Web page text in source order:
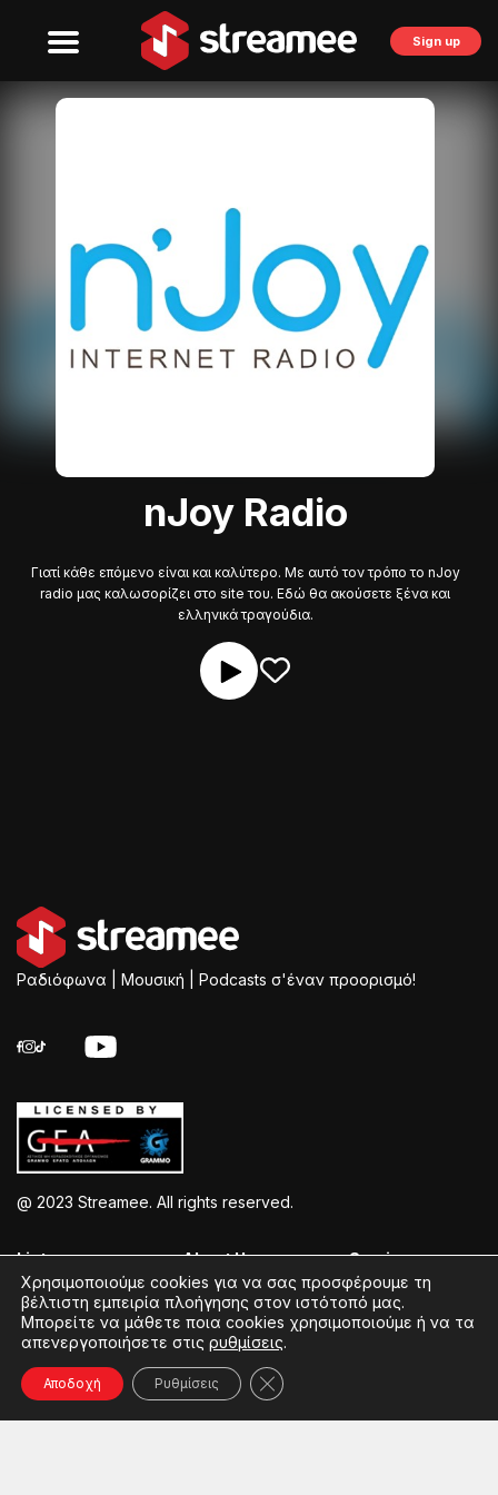
Sign up
nJoy Radio
Γιατί κάθε επόμενο είναι και καλύτερο. Με αυτό τον τρόπο το nJoy
radio μας καλωσορίζει στο site του. Εδώ θα ακούσετε ξένα και
ελληνικά τραγούδια.
Ραδιόφωνα | Μουσική | Podcasts σ'έναν προορισμό!
@ 2023 Streamee. All rights reserved.
Listen >
Streamee Radios
Moods
Radios
About Us >
Policy
Terms of Use
Coins Explained
Service >
Free Download
Χρησιμοποιούμε cookies για να σας προσφέρουμε τη
βέλτιστη εμπειρία πλοήγησης στον ιστότοπό μας.
Μπορείτε να μάθετε ποια cookies χρησιμοποιούμε ή να τα
απενεργοποιήσετε στις ρυθμίσεις.
Αποδοχή Ρυθμίσεις Κλείσιμο του Cookie banner